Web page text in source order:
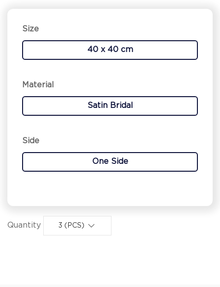
Size
40 x 40 cm
Material
Satin Bridal
Side
One Side
Quantity 3 (PCS)